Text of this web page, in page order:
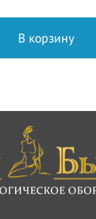
В корзину